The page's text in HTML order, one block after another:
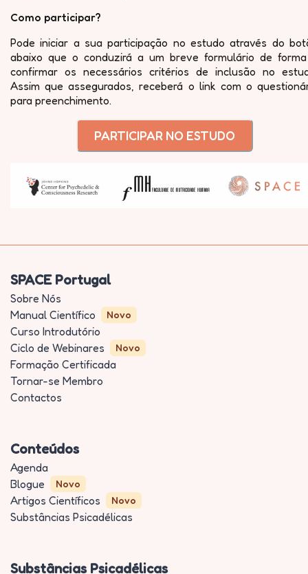
Como participar?
Pode iniciar a sua participação no estudo através do
abaixo que o conduzirá a um breve formulário de
confirmar os necessários critérios de inclusão no
Assim que assegurados, receberá o link com o
para preenchimento.
PARTICIPAR NO ESTUDO
SPACE Portugal
Sobre Nós
Manual Científico
Novo
Curso Introdutório
Ciclo de Webinares
Novo
Formação Certificada
Tornar-se Membro
Contactos
Conteúdos
Agenda
Blogue
Novo
Artigos Científicos Novo
Substâncias Psicadélicas
Substâncias Psicadélicas